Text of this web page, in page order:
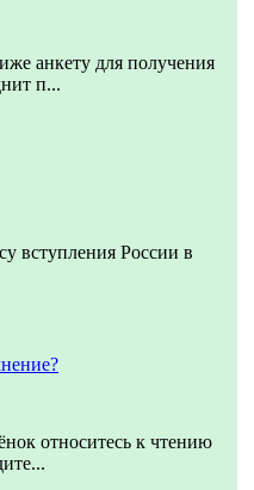
анкету для получения
п...
вступления России в
относитесь к чтению